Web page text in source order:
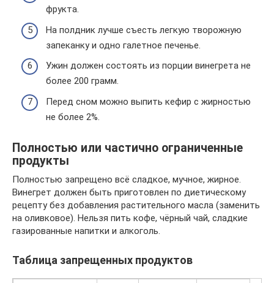
фрукта.
На полдник лучше съесть легкую творожную
запеканку и одно галетное печенье.
Ужин должен состоять из порции винегрета не
более 200 грамм.
Перед сном можно выпить кефир с жирностью
не более 2%.
Полностью или частично ограниченные
продукты
Полностью запрещено всё сладкое, мучное, жирное.
Винегрет должен быть приготовлен по диетическому
рецепту без добавления растительного масла (заменить
на оливковое). Нельзя пить кофе, чёрный чай, сладкие
газированные напитки и алкоголь.
Таблица запрещенных продуктов